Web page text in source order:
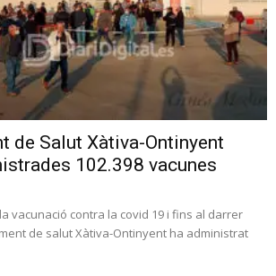
de Salut Xàtiva-Ontinyent
102.398 vacunes
vacunació contra la covid 19 i fins al darrer
de salut Xàtiva-Ontinyent ha administrat